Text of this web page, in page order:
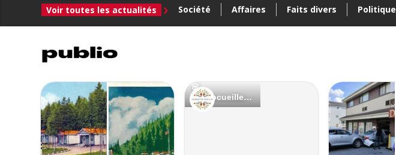
Voir toutes les actualités Société Affaires Faits divers Politique